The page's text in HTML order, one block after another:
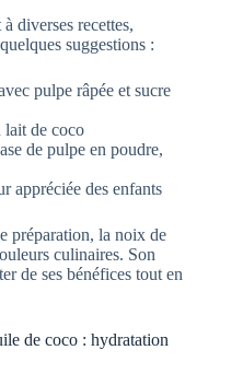
diverses recettes,
suggestions :
pulpe râpée et sucre
lait de coco
de pulpe en poudre,
appréciée des enfants
préparation, la noix de
culinaires. Son
de ses bénéfices tout en
de coco : hydratation